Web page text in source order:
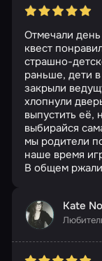
Отмечали
квест
страшно-
раньше, дети
закрыли
хлопнули
выпустить её,
выбирайся
мы родители
наше время
В общем ржали
Kate